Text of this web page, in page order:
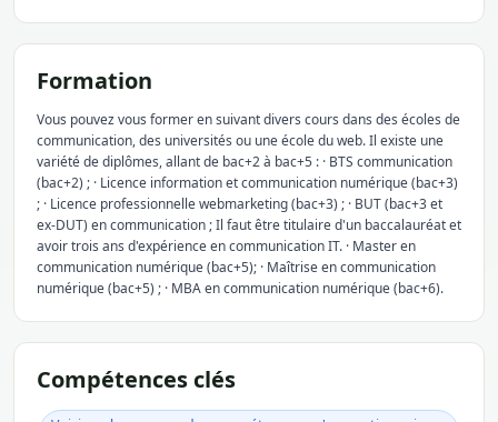
Formation
Vous pouvez vous former en suivant divers cours dans des écoles de
communication, des universités ou une école du web. Il existe une
variété de diplômes, allant de bac+2 à bac+5 : · BTS communication
(bac+2) ; · Licence information et communication numérique (bac+3)
; · Licence professionnelle webmarketing (bac+3) ; · BUT (bac+3 et
ex-DUT) en communication ; Il faut être titulaire d'un baccalauréat et
avoir trois ans d'expérience en communication IT. · Master en
communication numérique (bac+5); · Maîtrise en communication
numérique (bac+5) ; · MBA en communication numérique (bac+6).
Compétences clés